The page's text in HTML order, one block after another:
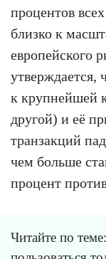
процентов
близко к
европейского
утверждается,
к крупнейшей
другой) и её
транзакций
чем больше
процент
Читайте по